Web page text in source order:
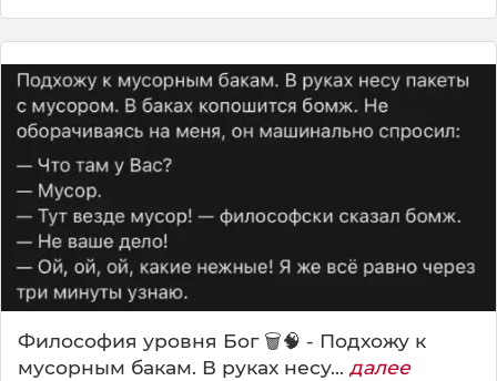
Философия уровня Бог 🗑️🧠 - Подхожу к
мусорным бакам. В руках несу... далее